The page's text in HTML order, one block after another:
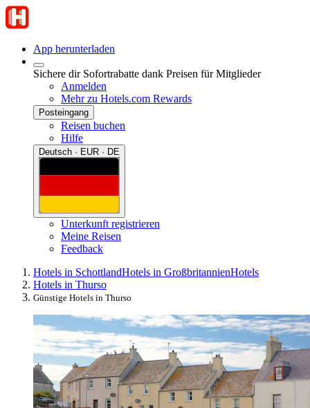
App herunterladen
Sichere dir Sofortrabatte dank Preisen für Mitglieder
Anmelden
Mehr zu Hotels.com Rewards
Posteingang
Reisen buchen
Hilfe
Deutsch · EUR · DE
Unterkunft registrieren
Meine Reisen
Feedback
Hotels in SchottlandHotels in GroßbritannienHotels
Hotels in Thurso
Günstige Hotels in Thurso